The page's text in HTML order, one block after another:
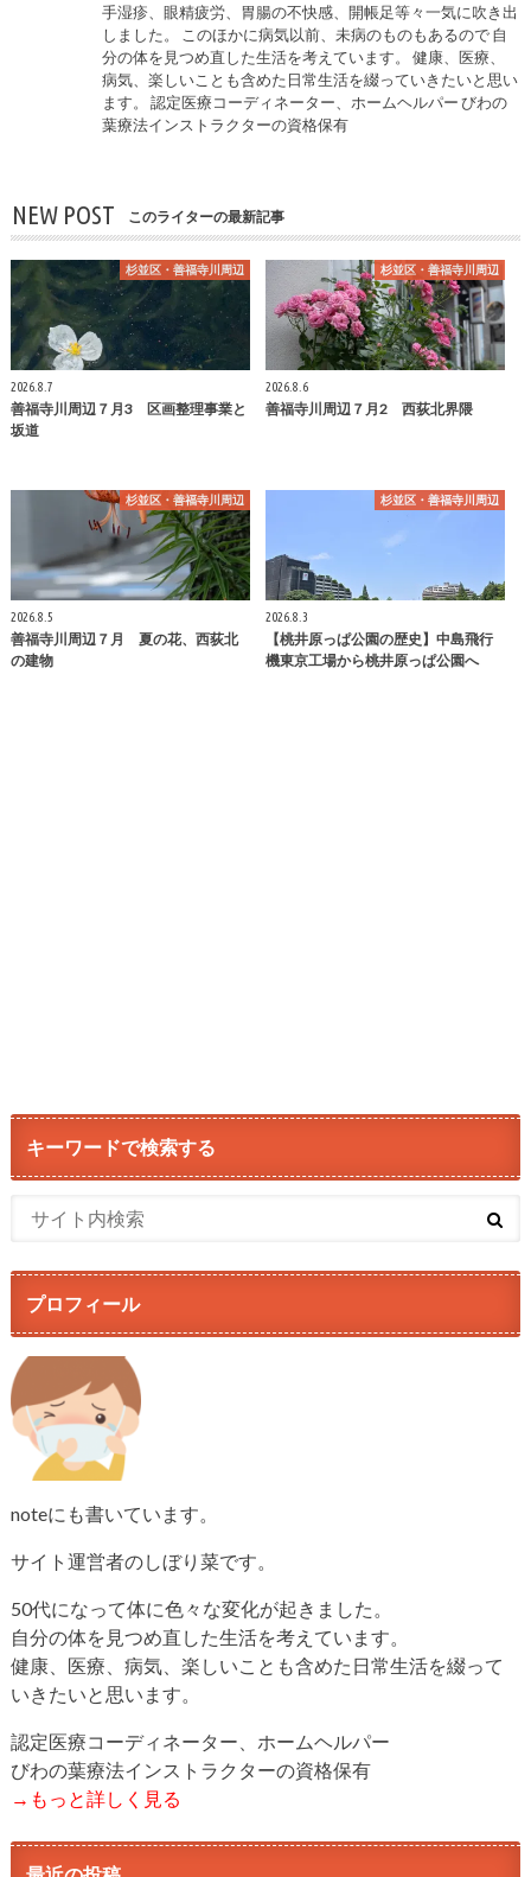
手湿疹、眼精疲労、胃腸の不快感、開帳足等々一気に吹き出
しました。 このほかに病気以前、未病のものもあるので 自
分の体を見つめ直した生活を考えています。 健康、医療、
病気、楽しいことも含めた日常生活を綴っていきたいと思い
ます。 認定医療コーディネーター、ホームヘルパー びわの
葉療法インストラクターの資格保有
NEW POST このライターの最新記事
杉並区・善福寺川周辺
2026.8.7
善福寺川周辺７月3 区画整理事業と
坂道
杉並区・善福寺川周辺
2026.8.6
善福寺川周辺７月2 西荻北界隈
杉並区・善福寺川周辺
2026.8.5
善福寺川周辺７月 夏の花、西荻北
の建物
杉並区・善福寺川周辺
2026.8.3
【桃井原っぱ公園の歴史】中島飛行
機東京工場から桃井原っぱ公園へ
キーワードで検索する
プロフィール
noteにも書いています。
サイト運営者のしぼり菜です。
50代になって体に色々な変化が起きました。
自分の体を見つめ直した生活を考えています。
健康、医療、病気、楽しいことも含めた日常生活を綴って
いきたいと思います。
認定医療コーディネーター、ホームヘルパー
びわの葉療法インストラクターの資格保有
→もっと詳しく見る